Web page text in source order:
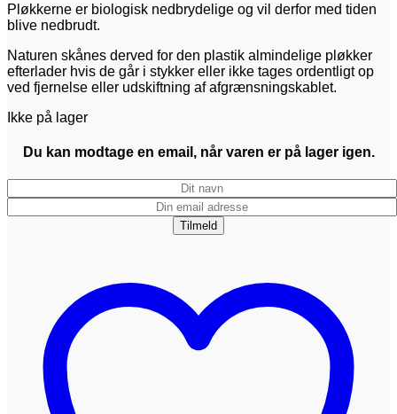
Pløkkerne er biologisk nedbrydelige og vil derfor med tiden
blive nedbrudt.
Naturen skånes derved for den plastik almindelige pløkker
efterlader hvis de går i stykker eller ikke tages ordentligt op
ved fjernelse eller udskiftning af afgrænsningskablet.
Ikke på lager
Du kan modtage en email, når varen er på lager igen.
Tilmeld